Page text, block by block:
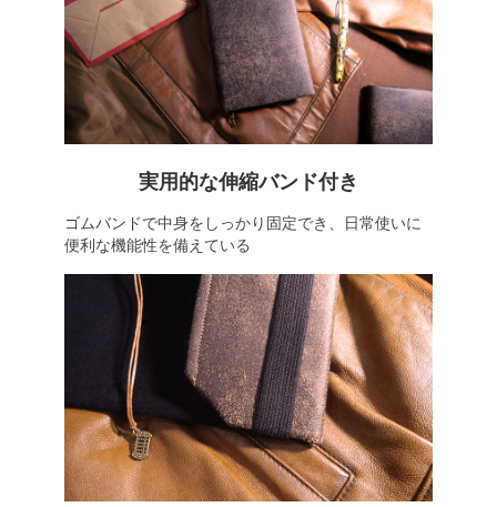
実用的な伸縮バンド付き
ゴムバンドで中身をしっかり固定でき、日常使いに
便利な機能性を備えている